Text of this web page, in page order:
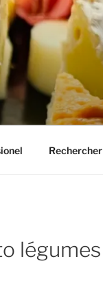
Rechercher
légumes